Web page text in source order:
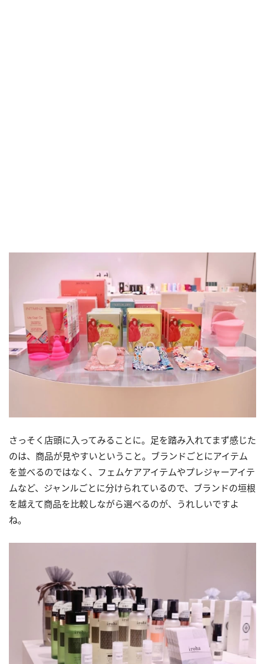
さっそく店頭に入ってみることに。足を踏み入れてまず感じた
のは、商品が見やすいということ。ブランドごとにアイテム
を並べるのではなく、フェムケアアイテムやプレジャーアイテ
ムなど、ジャンルごとに分けられているので、ブランドの垣根
を越えて商品を比較しながら選べるのが、うれしいですよ
ね。